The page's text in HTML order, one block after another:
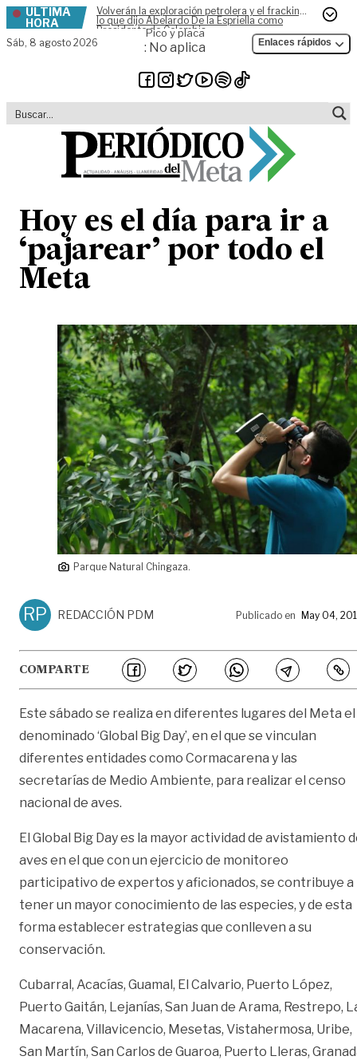
Skip to content
ÚLTIMA
HORA
Volverán la exploración petrolera y el fracking,
lo que dijo Abelardo De la Espriella como
Presidente de Colombia
Sáb, 8 agosto 2026
Pico y placa
: No aplica Enlaces rápidos
Hoy es el día para ir a
‘pajarear’ por todo el
Meta
Parque Natural Chingaza.
RP REDACCIÓN PDM Publicado en May 04,
COMPARTE
Este sábado se realiza en diferentes lugares del Meta el
denominado ‘Global Big Day’, en el que se vinculan
diferentes entidades como Cormacarena y las
secretarías de Medio Ambiente, para realizar el censo
nacional de aves.
El Global Big Day es la mayor actividad de avistamiento
aves en el que con un ejercicio de monitoreo
participativo de expertos y aficionados, se contribuye a
tener un mayor conocimiento de las especies, y de esta
forma establecer estrategias que conlleven a su
conservación.
Cubarral, Acacías, Guamal, El Calvario, Puerto López,
Puerto Gaitán, Lejanías, San Juan de Arama, Restrepo,
Macarena, Villavicencio, Mesetas, Vistahermosa, Uribe,
San Martín, San Carlos de Guaroa, Puerto Lleras,